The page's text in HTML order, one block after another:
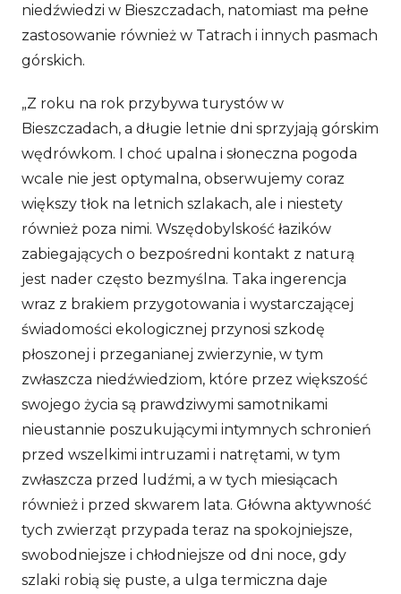
niedźwiedzi w Bieszczadach, natomiast ma pełne
zastosowanie również w Tatrach i innych pasmach
górskich.
„Z roku na rok przybywa turystów w
Bieszczadach, a długie letnie dni sprzyjają górskim
wędrówkom. I choć upalna i słoneczna pogoda
wcale nie jest optymalna, obserwujemy coraz
większy tłok na letnich szlakach, ale i niestety
również poza nimi. Wszędobylskość łazików
zabiegających o bezpośredni kontakt z naturą
jest nader często bezmyślna. Taka ingerencja
wraz z brakiem przygotowania i wystarczającej
świadomości ekologicznej przynosi szkodę
płoszonej i przeganianej zwierzynie, w tym
zwłaszcza niedźwiedziom, które przez większość
swojego życia są prawdziwymi samotnikami
nieustannie poszukującymi intymnych schronień
przed wszelkimi intruzami i natrętami, w tym
zwłaszcza przed ludźmi, a w tych miesiącach
również i przed skwarem lata. Główna aktywność
tych zwierząt przypada teraz na spokojniejsze,
swobodniejsze i chłodniejsze od dni noce, gdy
szlaki robią się puste, a ulga termiczna daje